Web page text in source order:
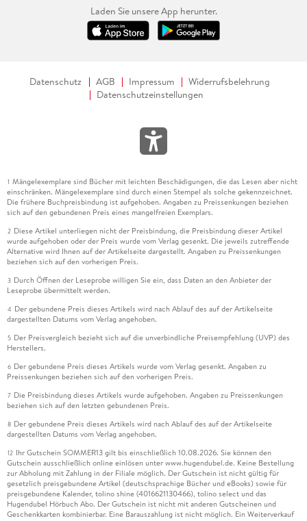
Laden Sie unsere App herunter.
Datenschutz AGB Impressum
Widerrufsbelehrung
Datenschutzeinstellungen
1 Mängelexemplare sind Bücher mit leichten Beschädigungen, die das Lesen aber nicht
einschränken. Mängelexemplare sind durch einen Stempel als solche gekennzeichnet.
Die frühere Buchpreisbindung ist aufgehoben. Angaben zu Preissenkungen beziehen
sich auf den gebundenen Preis eines mangelfreien Exemplars.
2 Diese Artikel unterliegen nicht der Preisbindung, die Preisbindung dieser Artikel
wurde aufgehoben oder der Preis wurde vom Verlag gesenkt. Die jeweils zutreffende
Alternative wird Ihnen auf der Artikelseite dargestellt. Angaben zu Preissenkungen
beziehen sich auf den vorherigen Preis.
3 Durch Öffnen der Leseprobe willigen Sie ein, dass Daten an den Anbieter der
Leseprobe übermittelt werden.
4 Der gebundene Preis dieses Artikels wird nach Ablauf des auf der Artikelseite
dargestellten Datums vom Verlag angehoben.
5 Der Preisvergleich bezieht sich auf die unverbindliche Preisempfehlung (UVP) des
Herstellers.
6 Der gebundene Preis dieses Artikels wurde vom Verlag gesenkt. Angaben zu
Preissenkungen beziehen sich auf den vorherigen Preis.
7 Die Preisbindung dieses Artikels wurde aufgehoben. Angaben zu Preissenkungen
beziehen sich auf den letzten gebundenen Preis.
8 Der gebundene Preis dieses Artikels wird nach Ablauf des auf der Artikelseite
dargestellten Datums vom Verlag angehoben.
12 Ihr Gutschein SOMMER13 gilt bis einschließlich 10.08.2026. Sie können den
Gutschein ausschließlich online einlösen unter www.hugendubel.de. Keine Bestellung
zur Abholung mit Zahlung in der Filiale möglich. Der Gutschein ist nicht gültig für
gesetzlich preisgebundene Artikel (deutschsprachige Bücher und eBooks) sowie für
preisgebundene Kalender, tolino shine (4016621130466), tolino select und das
Hugendubel Hörbuch Abo. Der Gutschein ist nicht mit anderen Gutscheinen und
Geschenkkarten kombinierbar. Eine Barauszahlung ist nicht möglich. Ein Weiterverkauf